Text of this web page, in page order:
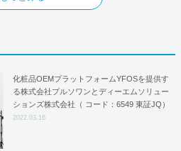
化粧品OEMプラットフォームYFOSを提供す
る株式会社プルソワンとディーエムソリュー
ションズ株式会社（ コード：6549 東証JQ）
はYFOSにおけるロジスティクスパートナー
2022.03.16